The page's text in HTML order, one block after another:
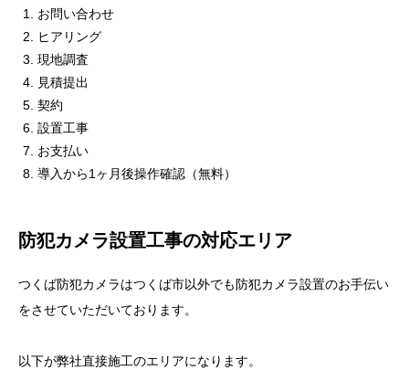
お問い合わせ
ヒアリング
現地調査
見積提出
契約
設置工事
お支払い
導入から1ヶ月後操作確認（無料）
防犯カメラ設置工事の対応エリア
つくば防犯カメラはつくば市以外でも防犯カメラ設置のお手伝い
をさせていただいております。
以下が弊社直接施工のエリアになります。